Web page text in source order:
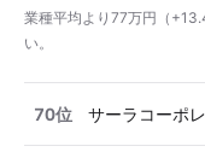
業種平均より77万円（
い。
70位 サーラコーポ